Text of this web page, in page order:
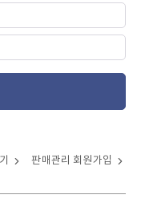
판매관리 회원가입